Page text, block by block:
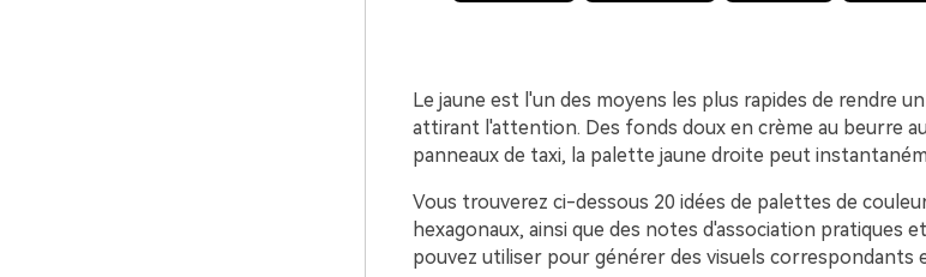
Le jaune est l'un des moyens les plus rapides de rendre
attirant l'attention. Des fonds doux en crème au beurre
panneaux de taxi, la palette jaune droite peut
Vous trouverez ci-dessous 20 idées de palettes de
hexagonaux, ainsi que des notes d'association pratiques
pouvez utiliser pour générer des visuels correspondants